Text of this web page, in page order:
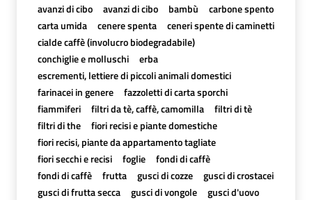
avanzi di cibo
avanzi di cibo bambù
carbone spento
carta umida
cenere spenta
ceneri spente di caminetti
cialde caffè (involucro biodegradabile)
conchiglie e molluschi
erba
escrementi, lettiere di piccoli animali domestici
farinacei in genere
fazzoletti di carta sporchi
fiammiferi
filtri da tè, caffè, camomilla
filtri di tè
filtri di the
fiori recisi e piante domestiche
fiori recisi, piante da appartamento tagliate
fiori secchi e recisi
foglie
fondi di caffè
fondi di caffè
frutta gusci di cozze
gusci di crostacei
gusci di frutta secca
gusci di vongole
gusci d'uovo